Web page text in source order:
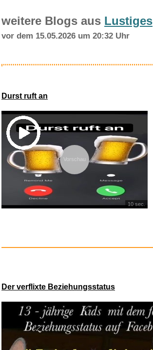
weitere Blogs aus Lustiges
vor dem 15.05.2026 um 20:32 Uhr
Durst ruft an
Vorschau
10 sec.
Der verflixte Beziehungsstatus